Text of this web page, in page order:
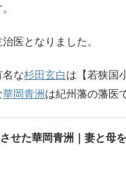
医となりました。
な杉田玄白は【若狭国
華岡青洲は紀州藩の藩医
せた華岡青洲｜妻と母